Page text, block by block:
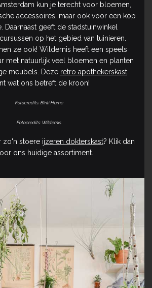
kun je terecht voor bloemen,
accessoires, maar ook voor een kop
Daarnaast geeft de stadstuinwinkel
op het gebied van tuinieren.
ze ook! Wildernis heeft een speels
met natuurlijk veel bloemen en planten
meubels. Deze retro apothekerskast
wat ons betreft de kroon!
Fotocredits: Binti Home
Fotocredits: Wildernis
zo'n stoere ijzeren dokterskast? Klik dan
ons huidige assortiment.